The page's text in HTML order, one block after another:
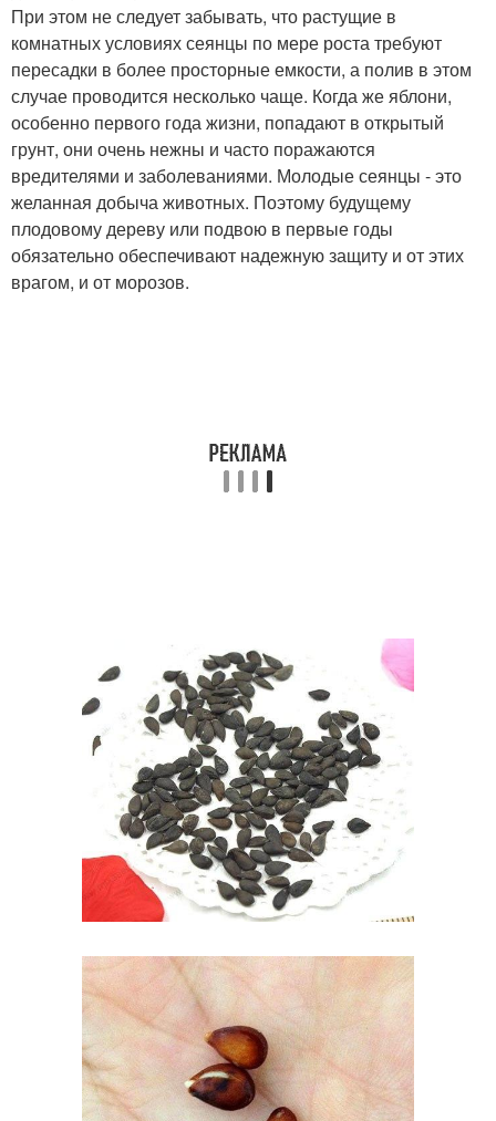
При этом не следует забывать, что растущие в
комнатных условиях сеянцы по мере роста требуют
пересадки в более просторные емкости, а полив в этом
случае проводится несколько чаще. Когда же яблони,
особенно первого года жизни, попадают в открытый
грунт, они очень нежны и часто поражаются
вредителями и заболеваниями. Молодые сеянцы - это
желанная добыча животных. Поэтому будущему
плодовому дереву или подвою в первые годы
обязательно обеспечивают надежную защиту и от этих
врагом, и от морозов.